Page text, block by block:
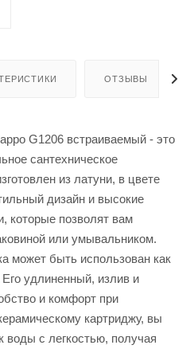
ОТЗЫВЫ
G1206 встраиваемый - это
сантехническое
из латуни, в цвете
дизайн и высокие
которые позволят вам
или умывальником.
может быть использован как
удлиненный, излив и
и комфорт при
картриджу, вы
воды с легкостью, получая